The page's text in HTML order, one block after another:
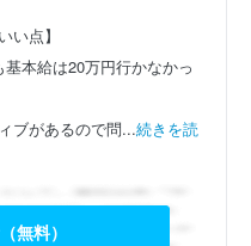
い点】
本給は20万円行かなかっ
ブがあるので問...続きを読
無料）